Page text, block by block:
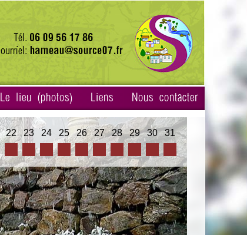
Le lieu (photos) Liens Nous contacter
22 23 24 25 26 27 28 29 30 31